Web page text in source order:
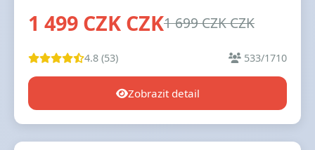
1 499 CZK CZK1 699 CZK CZK
4.8 (53) 533/1710
Zobrazit detail